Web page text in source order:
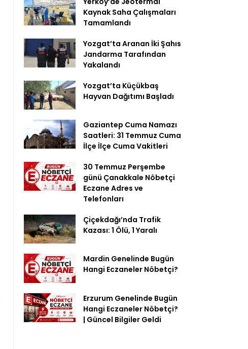
Kaynak Saha Çalışmaları
Tamamlandı
Yozgat’ta Aranan İki Şahıs
Jandarma Tarafından
Yakalandı
Yozgat’ta Küçükbaş
Hayvan Dağıtımı Başladı
Gaziantep Cuma Namazı
Saatleri: 31 Temmuz Cuma
İlçe İlçe Cuma Vakitleri
30 Temmuz Perşembe
günü Çanakkale Nöbetçi
Eczane Adres ve
Telefonları
Çiçekdağı’nda Trafik
Kazası: 1 Ölü, 1 Yaralı
Mardin Genelinde Bugün
Hangi Eczaneler Nöbetçi?
Erzurum Genelinde Bugün
Hangi Eczaneler Nöbetçi?
| Güncel Bilgiler Geldi